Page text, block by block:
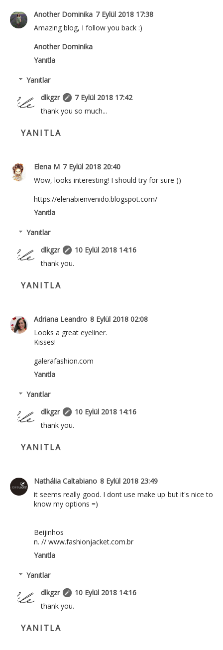
Another Dominika 7 Eylül 2018 17:38
Amazing blog, I follow you back :)
Another Dominika
Yanıtla
Yanıtlar
dlkgzr
7 Eylül 2018 17:42
thank you so much...
YANITLA
Elena M 7 Eylül 2018 20:40
Wow, looks interesting! I should try for sure ))
https://elenabienvenido.blogspot.com/
Yanıtla
Yanıtlar
dlkgzr
10 Eylül 2018 14:16
thank you.
YANITLA
Adriana Leandro 8 Eylül 2018 02:08
Looks a great eyeliner.
Kisses!
galerafashion.com
Yanıtla
Yanıtlar
dlkgzr
10 Eylül 2018 14:16
thank you.
YANITLA
Nathália Caltabiano 8 Eylül 2018 23:49
it seems really good. I dont use make up but it's nice to
know my options =)
Beijinhos
n. // www.fashionjacket.com.br
Yanıtla
Yanıtlar
dlkgzr
10 Eylül 2018 14:16
thank you.
YANITLA